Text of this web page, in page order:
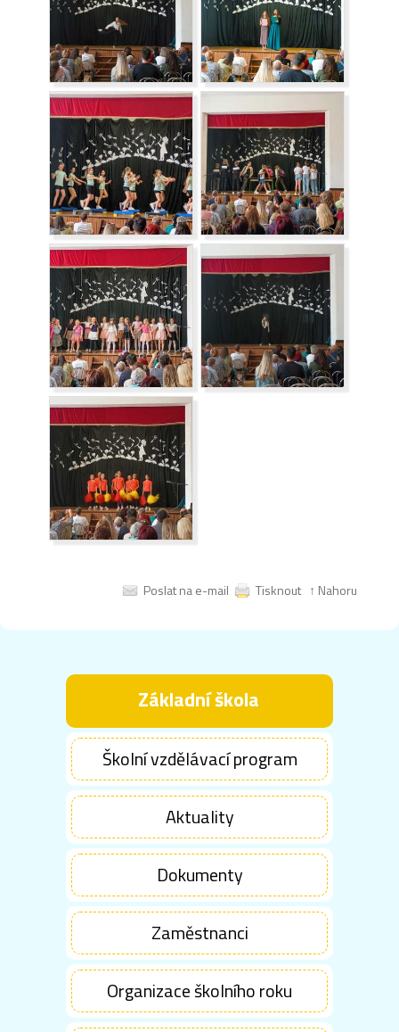
Poslat na e-mail Tisknout ↑ Nahoru
Základní škola
Školní vzdělávací program
Aktuality
Dokumenty
Zaměstnanci
Organizace školního roku